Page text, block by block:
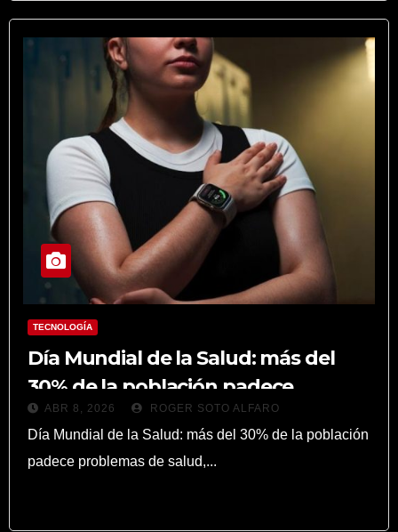
TECNOLOGÍA
Día Mundial de la Salud: más del
30% de la población padece
problemas de salud, y un wearable
podría ayudarles
ABR 8, 2026 ROGER SOTO ALFARO
Día Mundial de la Salud: más del 30% de la población
padece problemas de salud,...